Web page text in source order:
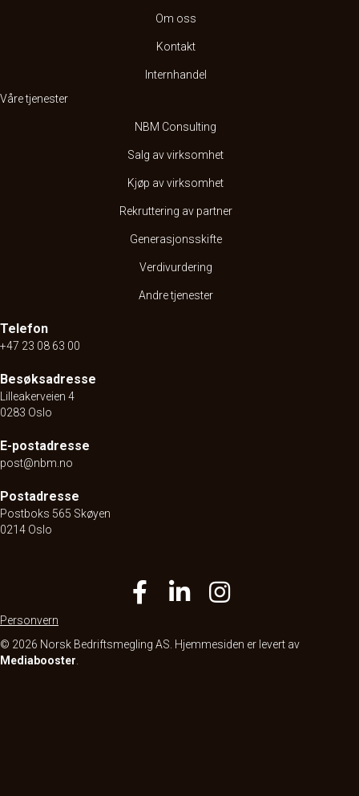
Om oss
Kontakt
Internhandel
Våre tjenester
NBM Consulting
Salg av virksomhet
Kjøp av virksomhet
Rekruttering av partner
Generasjonsskifte
Verdivurdering
Andre tjenester
Telefon
+47 23 08 63 00
Besøksadresse
Lilleakerveien 4
0283 Oslo
E-postadresse
post@nbm.no
Postadresse
Postboks 565 Skøyen
0214 Oslo
Personvern
© 2026 Norsk Bedriftsmegling AS. Hjemmesiden er levert av
Mediabooster.